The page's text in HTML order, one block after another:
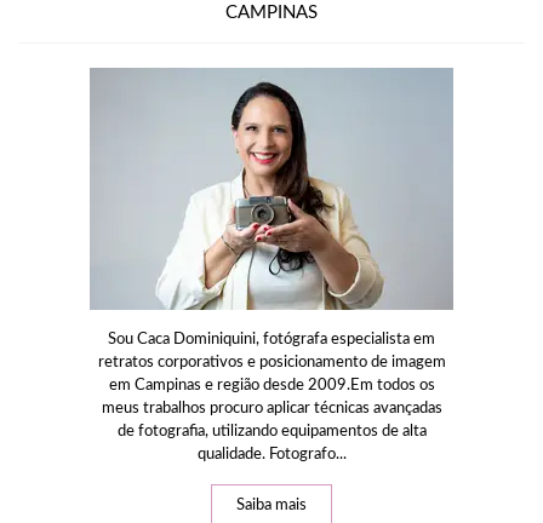
CAMPINAS
Sou Caca Dominiquini, fotógrafa especialista em
retratos corporativos e posicionamento de imagem
em Campinas e região desde 2009.Em todos os
meus trabalhos procuro aplicar técnicas avançadas
de fotografia, utilizando equipamentos de alta
qualidade. Fotografo...
Saiba mais